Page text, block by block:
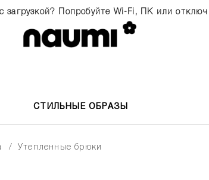
загрузкой? Попробуйте Wi-Fi, ПК или
СТИЛЬНЫЕ ОБРАЗЫ
утепленные брюки